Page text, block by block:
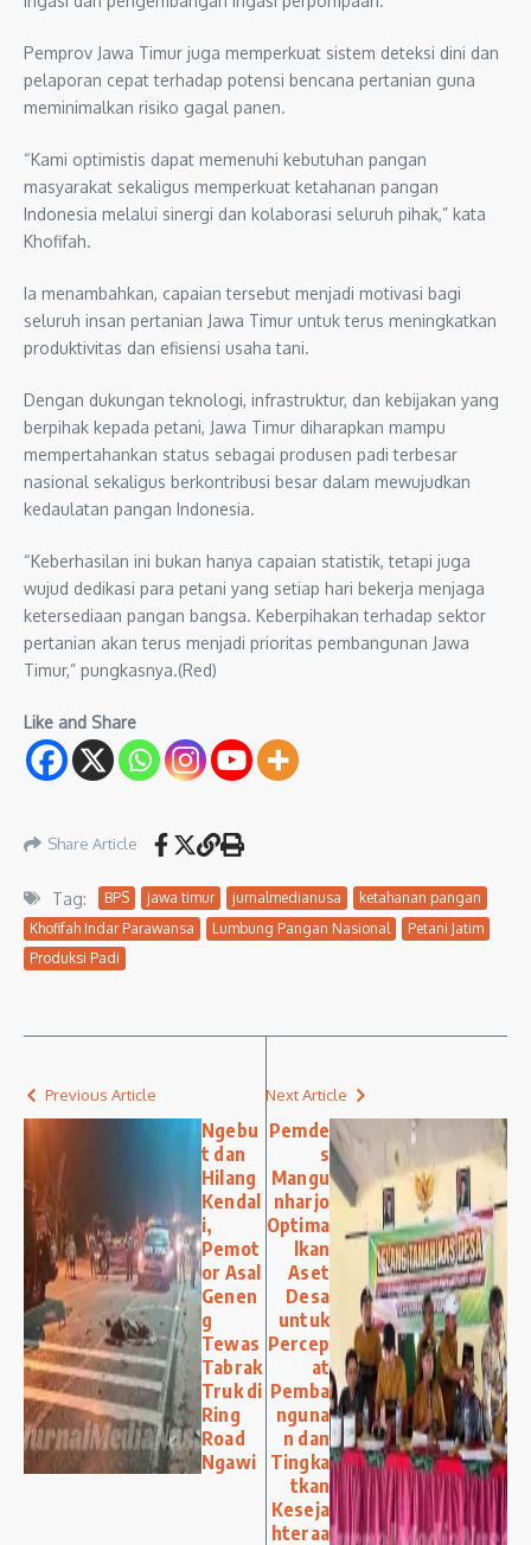
Pemprov Jawa Timur juga memperkuat sistem deteksi dini dan
pelaporan cepat terhadap potensi bencana pertanian guna
meminimalkan risiko gagal panen.
“Kami optimistis dapat memenuhi kebutuhan pangan
masyarakat sekaligus memperkuat ketahanan pangan
Indonesia melalui sinergi dan kolaborasi seluruh pihak,” kata
Khofifah.
Ia menambahkan, capaian tersebut menjadi motivasi bagi
seluruh insan pertanian Jawa Timur untuk terus meningkatkan
produktivitas dan efisiensi usaha tani.
Dengan dukungan teknologi, infrastruktur, dan kebijakan yang
berpihak kepada petani, Jawa Timur diharapkan mampu
mempertahankan status sebagai produsen padi terbesar
nasional sekaligus berkontribusi besar dalam mewujudkan
kedaulatan pangan Indonesia.
“Keberhasilan ini bukan hanya capaian statistik, tetapi juga
wujud dedikasi para petani yang setiap hari bekerja menjaga
ketersediaan pangan bangsa. Keberpihakan terhadap sektor
pertanian akan terus menjadi prioritas pembangunan Jawa
Timur,” pungkasnya.(Red)
Like and Share
Share Article
Tag: BPS jawa timur jurnalmedianusa
ketahanan pangan
Khofifah Indar Parawansa
Lumbung Pangan Nasional
Petani Jatim
Produksi Padi
Previous Article
Ngebu
t dan
Hilang
Kendal
i,
Pemot
or Asal
Genen
g
Tewas
Tabrak
Truk di
Ring
Road
Ngawi
Next Article
Pemde
s
Mangu
nharjo
Optima
lkan
Aset
Desa
untuk
Percep
at
Pemba
nguna
n dan
Tingka
tkan
Keseja
hteraa